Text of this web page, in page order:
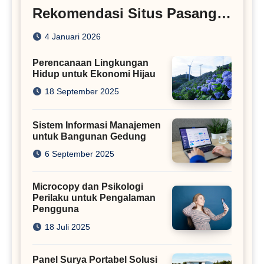
Rekomendasi Situs Pasang
Iklan
4 Januari 2026
Perencanaan Lingkungan
Hidup untuk Ekonomi Hijau
18 September 2025
Sistem Informasi Manajemen
untuk Bangunan Gedung
6 September 2025
Microcopy dan Psikologi
Perilaku untuk Pengalaman
Pengguna
18 Juli 2025
Panel Surya Portabel Solusi